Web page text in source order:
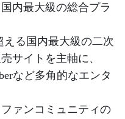
内最大級の総合プラ
える国内最大級の二次
サイトを主軸に、
など多角的なエンタ
ァンコミュニティの